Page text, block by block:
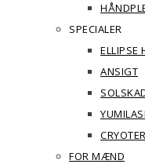
SPECIALER
ELLIPSE
ANSIGT
FOR MÆND